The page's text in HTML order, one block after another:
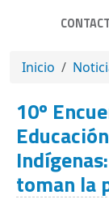
Inicio
10º
toman la